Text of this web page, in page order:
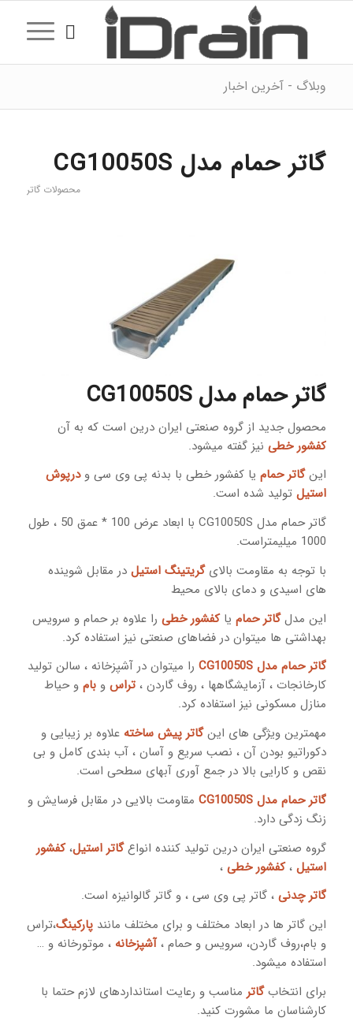
وبلاگ - آخرین اخبار
گاتر حمام مدل CG10050S
محصولات گاتر
گاترحمام مدل CG10050S
محصول جدید از گروه صنعتی ایران درین است که به آن
کفشور خطینیز گفته میشود.
اینگاتر حمامیا کفشور خطی با بدنه پی وی سی ودرپوش
استیلتولید شده است.
گاتر حمام مدل CG10050S با ابعاد عرض 100 * عمق 50 ، طول
1000 میلیمتراست.
با توجه به مقاومت بالایگریتینگ استیلدر مقابل شوینده
های اسیدی و دمای بالای محیط
این مدلگاتر حمامیاکفشور خطیرا علاوه بر حمام و سرویس
بهداشتی ها میتوان در فضاهای صنعتی نیز استفاده کرد.
گاتر حمام مدل CG10050S
را میتوان در آشپزخانه ، سالن تولید
کارخانجات ، آزمایشگاهها ، روف گاردن ، تراسو بامو حیاط
منازل مسکونی نیز استفاده کرد.
مهمترین ویژگی های اینگاتر پیش ساخته علاوه بر زیبایی و
دکوراتیو بودن آن ، نصب سریع و آسان ، آب بندی کامل و بی
نقص و کارایی بالا در جمع آوری آبهای سطحی است.
گاتر حمام مدل CG10050S
مقاومت بالایی در مقابل فرسایش و
زنگ زدگی دارد.
گروه صنعتی ایران درین تولید کننده انواعگاتر استیل،کفشور
استیل،کفشور خطی،
گاتر چدنی، گاتر پی وی سی ، و گاتر گالوانیزه است.
این گاتر ها در ابعاد مختلف و برای مختلف مانند پارکینگ،تراس
و بام،روف گاردن، سرویس و حمام ،آشپزخانه ، موتورخانه و …
استفاده میشود.
برای انتخابگاترمناسب و رعایت استانداردهای لازم حتما با
کارشناسان ما مشورت کنید.